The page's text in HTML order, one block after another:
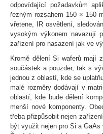
odpovídající požadavkům
řezným rozsahem 150 × 150
vřetene, IR osvětlení,
vysokým výkonem navazují
zařízení pro nasazení jak ve
Kromě dělení Si waferů mají
součástek a pouzder, tak s
jednou z oblastí, kde se
malé rozměry dodávají v
oblastí, kde bude dělení
menší nové komponenty.
třeba přizpůsobit nejen
být využit nejen pro Si a